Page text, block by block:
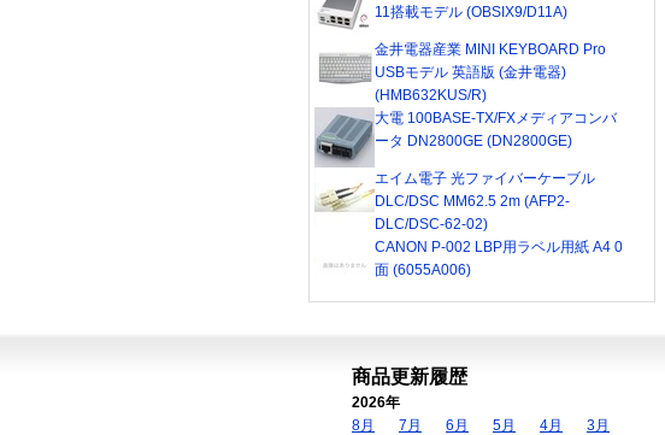
11搭載モデル (OBSIX9/D11A)
金井電器産業 MINI KEYBOARD Pro
USBモデル 英語版 (金井電器)
(HMB632KUS/R)
大電 100BASE-TX/FXメディアコンバ
ータ DN2800GE (DN2800GE)
エイム電子 光ファイバーケーブル
DLC/DSC MM62.5 2m (AFP2-
DLC/DSC-62-02)
CANON P-002 LBP用ラベル用紙 A4 0
面 (6055A006)
商品更新履歴
2026年
8月
7月 6月 5月 4月
3月